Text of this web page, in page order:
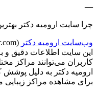
—
چرا سایت ارومیه دکتر
وب‌سایت ارومیه دکتر (https://urmiadoctor.com) یکی از معتبرترین منابع معرفی مراکز زیبایی در ارومیه است.
این سایت اطلاعات دقیق و
کاربران می‌توانند مراکز
ارومیه دکتر به دلیل
برای مشاهده مراکز زیبایی